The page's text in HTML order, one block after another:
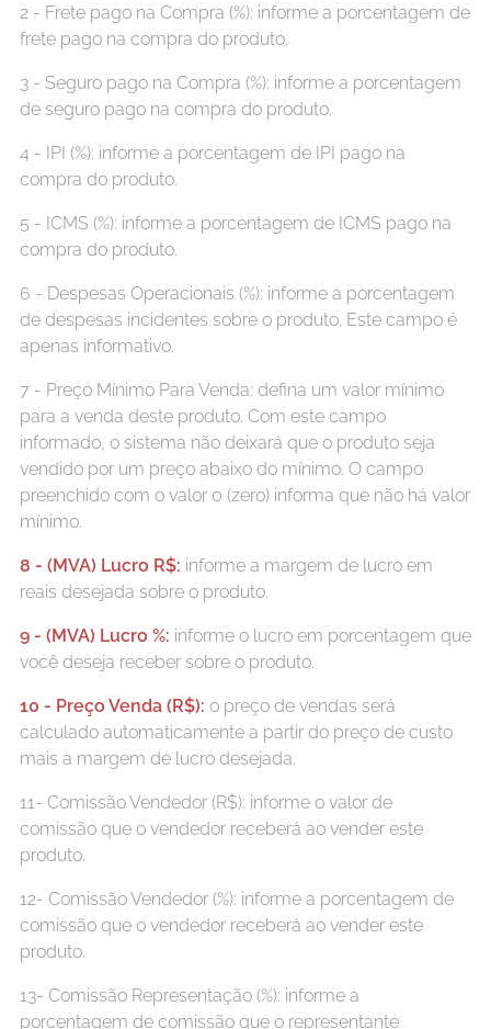
2 - Frete pago na Compra (%): informe a porcentagem de
frete pago na compra do produto.
3 - Seguro pago na Compra (%): informe a porcentagem
de seguro pago na compra do produto.
4 - IPI (%): informe a porcentagem de IPI pago na
compra do produto.
5 - ICMS (%): informe a porcentagem de ICMS pago na
compra do produto.
6 - Despesas Operacionais (%): informe a porcentagem
de despesas incidentes sobre o produto. Este campo é
apenas informativo.
7 - Preço Mínimo Para Venda: defina um valor mínimo
para a venda deste produto. Com este campo
informado, o sistema não deixará que o produto seja
vendido por um preço abaixo do mínimo. O campo
preenchido com o valor 0 (zero) informa que não há valor
mínimo.
8 - (MVA) Lucro R$: informe a margem de lucro em
reais desejada sobre o produto.
9 - (MVA) Lucro %: informe o lucro em porcentagem que
você deseja receber sobre o produto.
10 - Preço Venda (R$): o preço de vendas será
calculado automaticamente a partir do preço de custo
mais a margem de lucro desejada.
11- Comissão Vendedor (R$): informe o valor de
comissão que o vendedor receberá ao vender este
produto.
12- Comissão Vendedor (%): informe a porcentagem de
comissão que o vendedor receberá ao vender este
produto.
13- Comissão Representação (%): informe a
porcentagem de comissão que o representante